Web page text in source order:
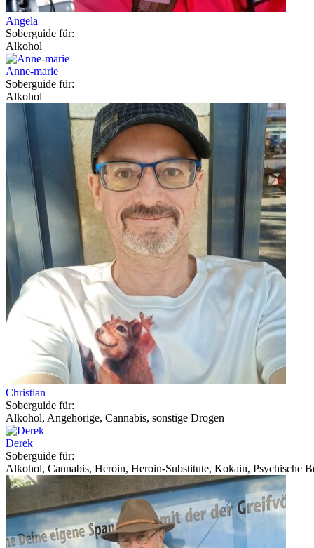
Angela
Soberguide für:
Alkohol
Anne-marie
Soberguide für:
Alkohol
Christian
Soberguide für:
Alkohol, Angehörige, Cannabis, sonstige Drogen
Derek
Soberguide für:
Alkohol, Cannabis, Heroin, Heroin-Substitute, Kokain, Psychische